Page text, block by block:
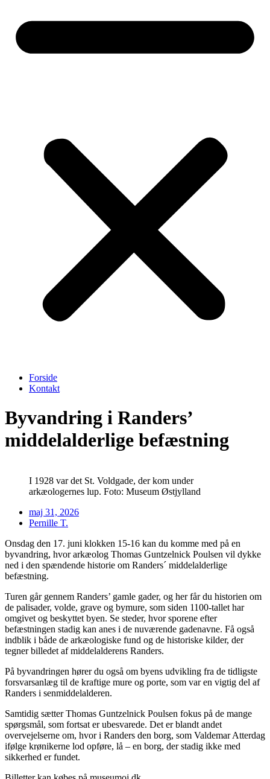
Forside
Kontakt
Byvandring i Randers’
middelalderlige befæstning
I 1928 var det St. Voldgade, der kom under
arkæologernes lup. Foto: Museum Østjylland
maj 31, 2026
Pernille T.
Onsdag den 17. juni klokken 15-16 kan du komme med på en
byvandring, hvor arkæolog Thomas Guntzelnick Poulsen vil dykke
ned i den spændende historie om Randers´ middelalderlige
befæstning.
Turen går gennem Randers’ gamle gader, og her får du historien om
de palisader, volde, grave og bymure, som siden 1100-tallet har
omgivet og beskyttet byen. Se steder, hvor sporene efter
befæstningen stadig kan anes i de nuværende gadenavne. Få også
indblik i både de arkæologiske fund og de historiske kilder, der
tegner billedet af middelalderens Randers.
På byvandringen hører du også om byens udvikling fra de tidligste
forsvarsanlæg til de kraftige mure og porte, som var en vigtig del af
Randers i senmiddelalderen.
Samtidig sætter Thomas Guntzelnick Poulsen fokus på de mange
spørgsmål, som fortsat er ubesvarede. Det er blandt andet
overvejelserne om, hvor i Randers den borg, som Valdemar Atterdag
ifølge krønikerne lod opføre, lå – en borg, der stadig ikke med
sikkerhed er fundet.